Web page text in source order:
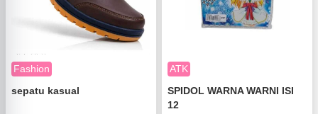
Fashion
sepatu kasual
ATK
SPIDOL WARNA WARNI ISI
12